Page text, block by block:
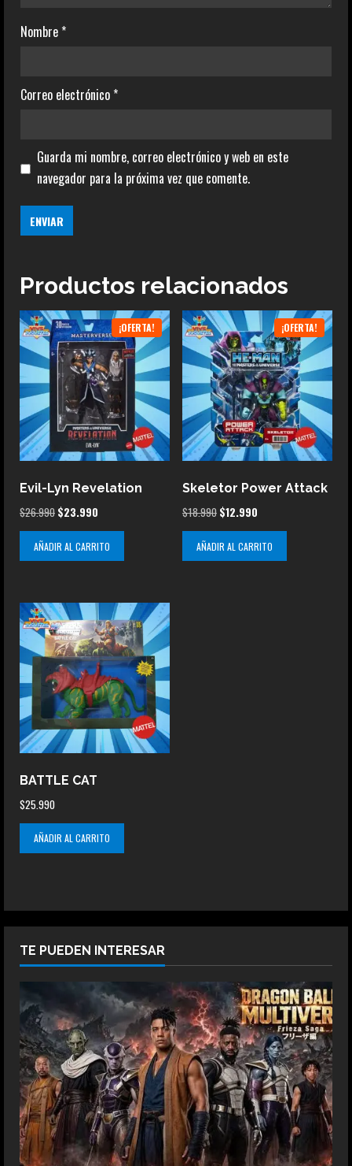
Nombre *
Correo electrónico *
Guarda mi nombre, correo electrónico y web en este
navegador para la próxima vez que comente.
Productos relacionados
¡OFERTA!
Evil-Lyn Revelation
$26.990 El
precio
original
era:
$23.990
precio
actual
es:
AÑADIR AL CARRITO
¡OFERTA!
Skeletor Power Attack
$18.990 El
precio
original
era:
$12.990El
precio
actual
es:
AÑADIR AL CARRITO
BATTLE CAT
$25.990
AÑADIR AL CARRITO
TE PUEDEN INTERESAR